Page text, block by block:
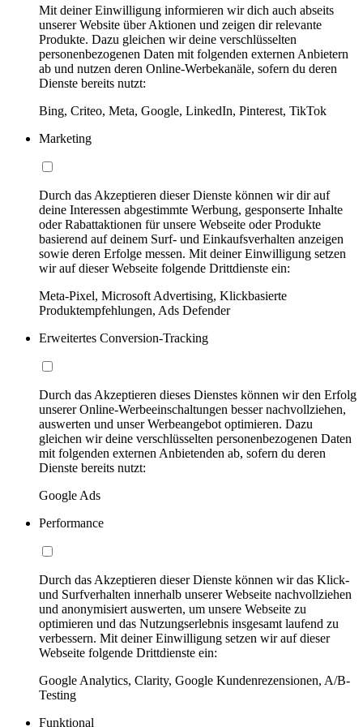
Mit deiner Einwilligung informieren wir dich auch abseits
unserer Website über Aktionen und zeigen dir relevante
Produkte. Dazu gleichen wir deine verschlüsselten
personenbezogenen Daten mit folgenden externen Anbietern
ab und nutzen deren Online-Werbekanäle, sofern du deren
Dienste bereits nutzt:
Bing, Criteo, Meta, Google, LinkedIn, Pinterest, TikTok
Marketing
Durch das Akzeptieren dieser Dienste können wir dir auf
deine Interessen abgestimmte Werbung, gesponserte Inhalte
oder Rabattaktionen für unsere Webseite oder Produkte
basierend auf deinem Surf- und Einkaufsverhalten anzeigen
sowie deren Erfolge messen. Mit deiner Einwilligung setzen
wir auf dieser Webseite folgende Drittdienste ein:
Meta-Pixel, Microsoft Advertising, Klickbasierte
Produktempfehlungen, Ads Defender
Erweitertes Conversion-Tracking
Durch das Akzeptieren dieses Dienstes können wir den Erfolg
unserer Online-Werbeeinschaltungen besser nachvollziehen,
auswerten und unser Werbeangebot optimieren. Dazu
gleichen wir deine verschlüsselten personenbezogenen Daten
mit folgenden externen Anbietenden ab, sofern du deren
Dienste bereits nutzt:
Google Ads
Performance
Durch das Akzeptieren dieser Dienste können wir das Klick-
und Surfverhalten innerhalb unserer Webseite nachvollziehen
und anonymisiert auswerten, um unsere Webseite zu
optimieren und das Nutzungserlebnis insgesamt laufend zu
verbessern. Mit deiner Einwilligung setzen wir auf dieser
Webseite folgende Drittdienste ein:
Google Analytics, Clarity, Google Kundenrezensionen, A/B-
Testing
Funktional